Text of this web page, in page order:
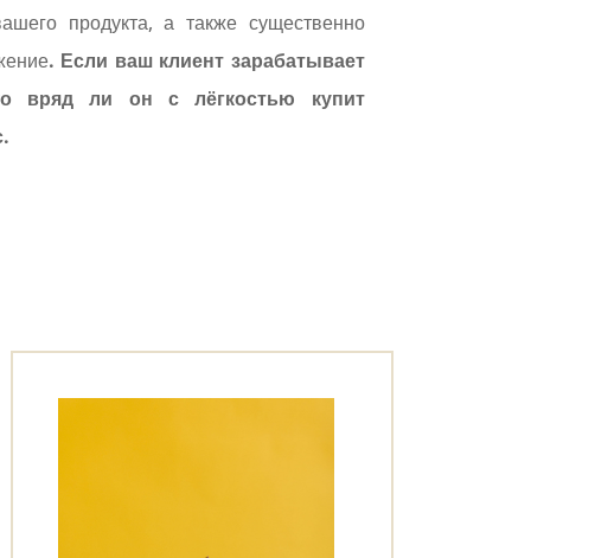
продукта, а также существенно
. Если ваш клиент зарабатывает
вряд ли он с лёгкостью купит